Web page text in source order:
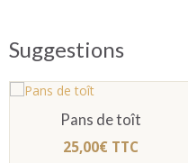
Suggestions
Pans de toît
25,00€ TTC